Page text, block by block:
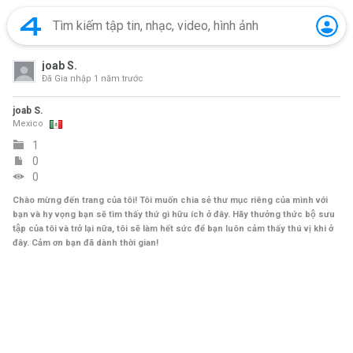
joab S.
Đã Gia nhập 1 năm trước
joab S.
Mexico
1
0
0
Chào mừng đến trang của tôi! Tôi muốn chia sẻ thư mục riêng của mình với
bạn và hy vọng bạn sẽ tìm thấy thứ gì hữu ích ở đây. Hãy thưởng thức bộ sưu
tập của tôi và trở lại nữa, tôi sẽ làm hết sức để bạn luôn cảm thấy thú vị khi ở
đây. Cảm ơn bạn đã dành thời gian!